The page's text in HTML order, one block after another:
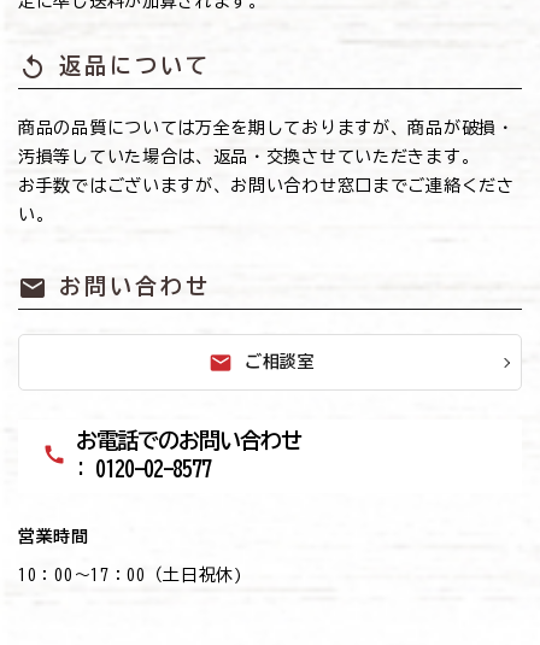
replay 返品について
商品の品質については万全を期しておりますが、商品が破損・
汚損等していた場合は、返品・交換させていただきます。
お手数ではございますが、お問い合わせ窓口までご連絡くださ
い。
mail お問い合わせ
mail ご相談室
call
お電話でのお問い合わせ
: 0120-02-8577
営業時間
10：00～17：00（土日祝休)